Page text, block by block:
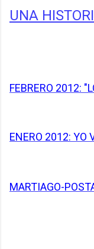
UNA
FEBRERO 2012:
ENERO 2012: YO
MARTIAGO-